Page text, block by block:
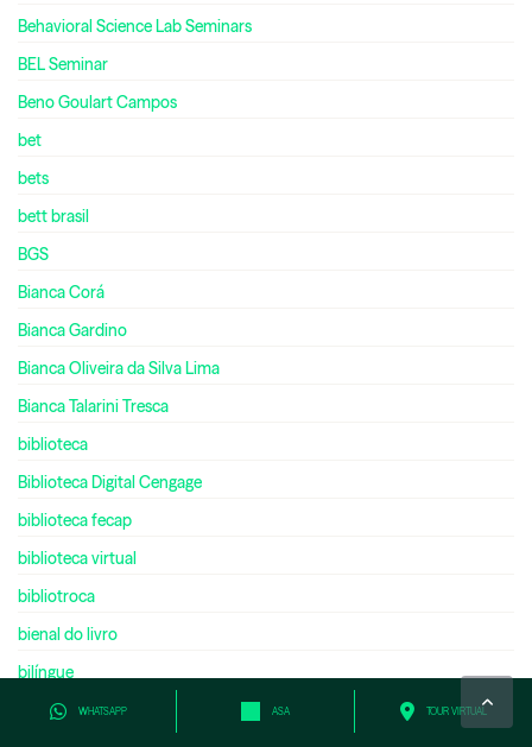
WHATSAPP ASA TOUR VIRTUAL
Behavioral Science Lab Seminars
BEL Seminar
Beno Goulart Campos
bet
bets
bett brasil
BGS
Bianca Corá
Bianca Gardino
Bianca Oliveira da Silva Lima
Bianca Talarini Tresca
biblioteca
Biblioteca Digital Cengage
biblioteca fecap
biblioteca virtual
bibliotroca
bienal do livro
bilíngue
bilionário